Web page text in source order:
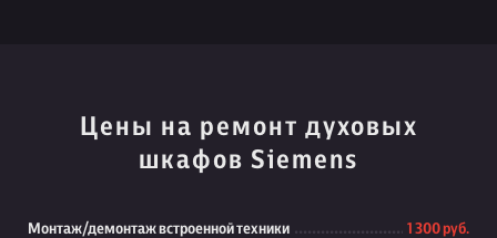
Цены на ремонт духовых
шкафов Siemens
Монтаж/демонтаж встроенной техники 1 300 руб.